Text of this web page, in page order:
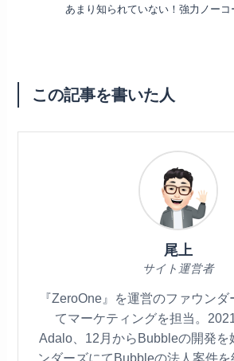
あまり知られていない！強力ノーコ
この記事を書いた人
尾上
サイト運営者
『ZeroOne』を運営のファウン
てマーケティングを担当。
Adalo、12月からBubbleの開発を
ンダーズにてBubbleの法人案件